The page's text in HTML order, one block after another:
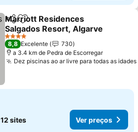
PartilharAdicionar aos favoritos
Marriott Residences
Salgados Resort, Algarve
Ver preços
4 Estrelas
8,8 Excelente
730
a 3.4 km de Pedra de Escorregar
Dez piscinas ao ar livre para todas as idades
12 sites Ver preços